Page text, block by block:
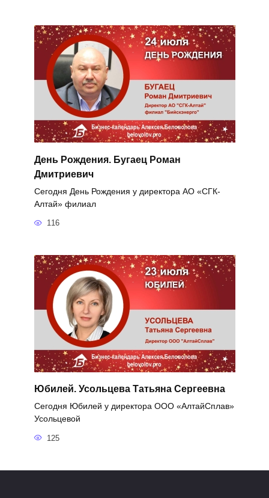
День Рождения. Бугаец Роман
Дмитриевич
Сегодня День Рождения у директора АО «СГК-
Алтай» филиал
116
Юбилей. Усольцева Татьяна Сергеевна
Сегодня Юбилей у директора ООО «АлтайСплав»
Усольцевой
125